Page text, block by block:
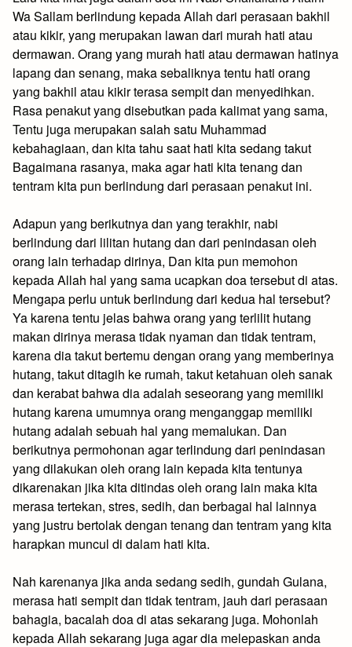
Wa Sallam berlindung kepada Allah dari perasaan bakhil
atau kikir, yang merupakan lawan dari murah hati atau
dermawan. Orang yang murah hati atau dermawan hatinya
lapang dan senang, maka sebaliknya tentu hati orang
yang bakhil atau kikir terasa sempit dan menyedihkan.
Rasa penakut yang disebutkan pada kalimat yang sama,
Tentu juga merupakan salah satu Muhammad
kebahagiaan, dan kita tahu saat hati kita sedang takut
Bagaimana rasanya, maka agar hati kita tenang dan
tentram kita pun berlindung dari perasaan penakut ini.
Adapun yang berikutnya dan yang terakhir, nabi
berlindung dari lilitan hutang dan dari penindasan oleh
orang lain terhadap dirinya, Dan kita pun memohon
kepada Allah hal yang sama ucapkan doa tersebut di atas.
Mengapa perlu untuk berlindung dari kedua hal tersebut?
Ya karena tentu jelas bahwa orang yang terlilit hutang
makan dirinya merasa tidak nyaman dan tidak tentram,
karena dia takut bertemu dengan orang yang memberinya
hutang, takut ditagih ke rumah, takut ketahuan oleh sanak
dan kerabat bahwa dia adalah seseorang yang memiliki
hutang karena umumnya orang menganggap memiliki
hutang adalah sebuah hal yang memalukan. Dan
berikutnya permohonan agar terlindung dari penindasan
yang dilakukan oleh orang lain kepada kita tentunya
dikarenakan jika kita ditindas oleh orang lain maka kita
merasa tertekan, stres, sedih, dan berbagai hal lainnya
yang justru bertolak dengan tenang dan tentram yang kita
harapkan muncul di dalam hati kita.
Nah karenanya jika anda sedang sedih, gundah Gulana,
merasa hati sempit dan tidak tentram, jauh dari perasaan
bahagia, bacalah doa di atas sekarang juga. Mohonlah
kepada Allah sekarang juga agar dia melepaskan anda